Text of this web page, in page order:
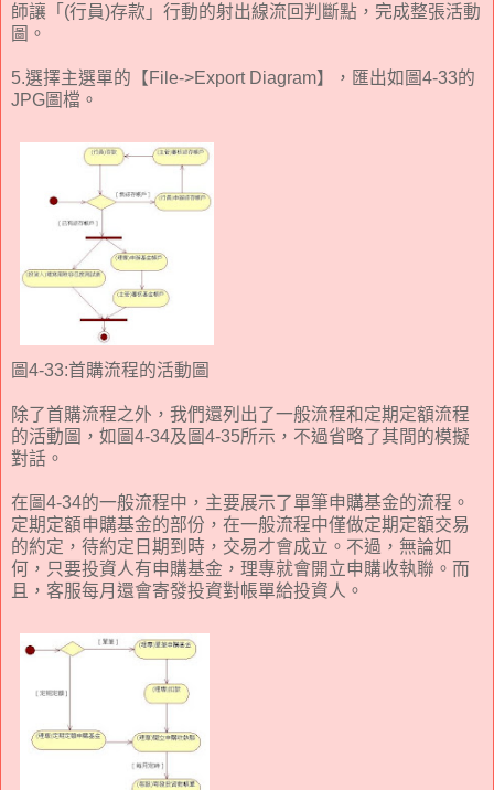
師讓「(行員)存款」行動的射出線流回判斷點，完成整張活動
圖。
5.選擇主選單的【File->Export Diagram】，匯出如圖4-33的
JPG圖檔。
圖4-33:首購流程的活動圖
除了首購流程之外，我們還列出了一般流程和定期定額流程
的活動圖，如圖4-34及圖4-35所示，不過省略了其間的模擬
對話。
在圖4-34的一般流程中，主要展示了單筆申購基金的流程。
定期定額申購基金的部份，在一般流程中僅做定期定額交易
的約定，待約定日期到時，交易才會成立。不過，無論如
何，只要投資人有申購基金，理專就會開立申購收執聯。而
且，客服每月還會寄發投資對帳單給投資人。